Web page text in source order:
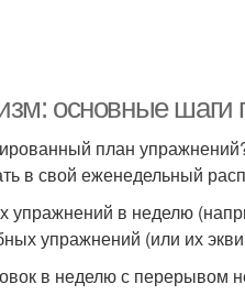
основные шаги
план
в свой еженедельный
упражнений в неделю
упражнений (или их
в неделю с